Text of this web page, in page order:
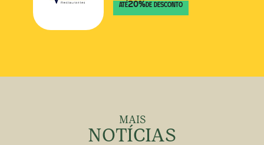
ATÉ20% DE DESCONTO
MAIS
NOTÍCIAS